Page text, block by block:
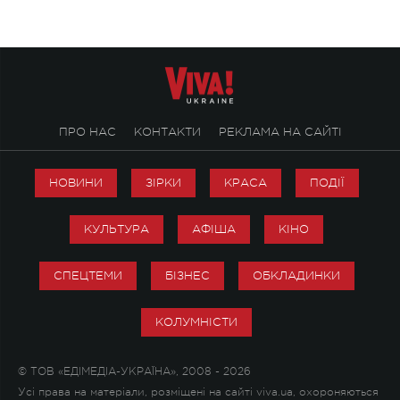
ПРО НАС КОНТАКТИ РЕКЛАМА НА САЙТІ
НОВИНИ ЗІРКИ КРАСА ПОДІЇ
КУЛЬТУРА АФІША КІНО
СПЕЦТЕМИ БІЗНЕС ОБКЛАДИНКИ
КОЛУМНІСТИ
© ТОВ «ЕДІМЕДІА-УКРАЇНА», 2008 - 2026
Усі права на матеріали, розміщені на сайті viva.ua, охороняються